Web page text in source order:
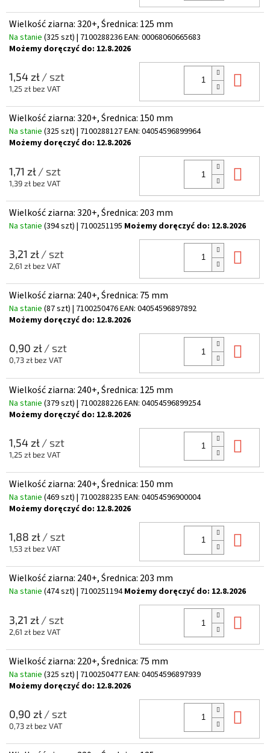
Wielkość ziarna: 320+, Średnica: 125 mm
Na stanie (325 szt) | 7100288236EAN: 00068060665683
Możemy doręczyć do: 12.8.2026
1,54 zł/ szt
1,25 zł bez VAT
Wielkość ziarna: 320+, Średnica: 150 mm
Na stanie (325 szt) | 7100288127EAN: 04054596899964
Możemy doręczyć do: 12.8.2026
1,71 zł/ szt
1,39 zł bez VAT
Wielkość ziarna: 320+, Średnica: 203 mm
Na stanie (394 szt) | 7100251195 Możemy doręczyć do: 12.8.2026
3,21 zł/ szt
2,61 zł bez VAT
Wielkość ziarna: 240+, Średnica: 75 mm
Na stanie (87 szt) | 7100250476EAN: 04054596897892
Możemy doręczyć do: 12.8.2026
0,90 zł/ szt
0,73 zł bez VAT
Wielkość ziarna: 240+, Średnica: 125 mm
Na stanie (379 szt) | 7100288226EAN: 04054596899254
Możemy doręczyć do: 12.8.2026
1,54 zł/ szt
1,25 zł bez VAT
Wielkość ziarna: 240+, Średnica: 150 mm
Na stanie (469 szt) | 7100288235 EAN: 04054596900004
Możemy doręczyć do: 12.8.2026
1,88 zł/ szt
1,53 zł bez VAT
Wielkość ziarna: 240+, Średnica: 203 mm
Na stanie (474 szt) | 7100251194Możemy doręczyć do: 12.8.2026
3,21 zł/ szt
2,61 zł bez VAT
Wielkość ziarna: 220+, Średnica: 75 mm
Na stanie (325 szt) | 7100250477EAN: 04054596897939
Możemy doręczyć do: 12.8.2026
0,90 zł/ szt
0,73 zł bez VAT